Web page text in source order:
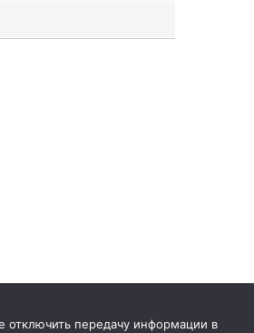
отключить передачу информации в